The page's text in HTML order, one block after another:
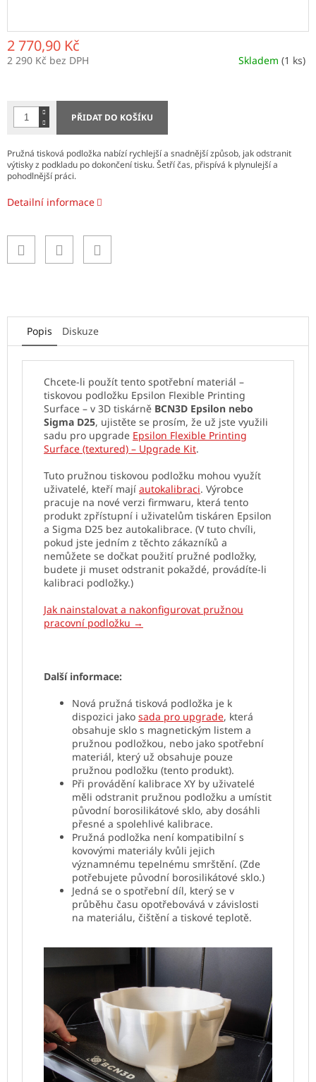
2 770,90 Kč
2 290 Kč bez DPH
Skladem(1 ks)
PŘIDAT DO KOŠÍKU
Pružná tisková podložka nabízí rychlejší a snadnější způsob, jak odstranit
výtisky z podkladu po dokončení tisku. Šetří čas, přispívá k plynulejší a
pohodlnější práci.
Detailní informace
Popis Diskuze
Chcete-li použít tento spotřební materiál –
tiskovou podložku Epsilon Flexible Printing
Surface – v 3D tiskárně BCN3D Epsilon nebo
Sigma D25, ujistěte se prosím, že už jste využili
sadu pro upgrade Epsilon Flexible Printing
Surface (textured) – Upgrade Kit.
Tuto pružnou tiskovou podložku mohou využít
uživatelé, kteří mají autokalibraci. Výrobce
pracuje na nové verzi firmwaru, která tento
produkt zpřístupní i uživatelům tiskáren Epsilon
a Sigma D25 bez autokalibrace. (V tuto chvíli,
pokud jste jedním z těchto zákazníků a
nemůžete se dočkat použití pružné podložky,
budete ji muset odstranit pokaždé, provádíte-li
kalibraci podložky.)
Jak nainstalovat a nakonfigurovat pružnou
pracovní podložku →
Další informace:
Nová pružná tisková podložka je k
dispozici jako sada pro upgrade, která
obsahuje sklo s magnetickým listem a
pružnou podložkou, nebo jako spotřební
materiál, který už obsahuje pouze
pružnou podložku (tento produkt).
Při provádění kalibrace XY by uživatelé
měli odstranit pružnou podložku a umístit
původní borosilikátové sklo, aby dosáhli
přesné a spolehlivé kalibrace.
Pružná podložka není kompatibilní s
kovovými materiály kvůli jejich
významnému tepelnému smrštění. (Zde
potřebujete původní borosilikátové sklo.)
Jedná se o spotřební díl, který se v
průběhu času opotřebovává v závislosti
na materiálu, čištění a tiskové teplotě.